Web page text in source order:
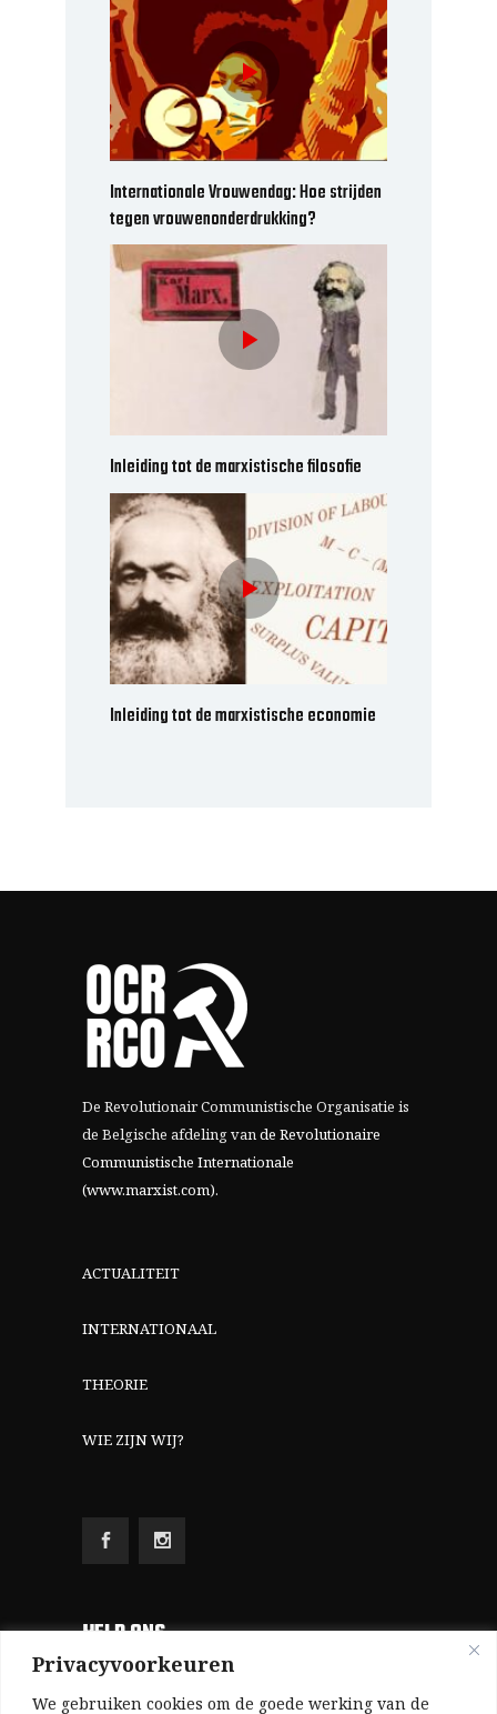
Privacyvoorkeuren
We gebruiken cookies om de goede werking van de
Internationale Vrouwendag: Hoe strijden
tegen vrouwenonderdrukking?
Inleiding tot de marxistische filosofie
Inleiding tot de marxistische economie
De Revolutionair Communistische Organisatie is
de Belgische afdeling vande Revolutionaire
Communistische Internationale
(www.marxist.com).
ACTUALITEIT
INTERNATIONAAL
THEORIE
WIE ZIJN WIJ?
HELP ONS
Aangezien we volledig zelf gefinancierd zijn